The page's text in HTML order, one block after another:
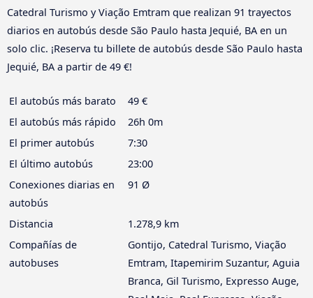
Catedral Turismo y Viação Emtram que realizan 91 trayectos
diarios en autobús desde São Paulo hasta Jequié, BA en un
solo clic. ¡Reserva tu billete de autobús desde São Paulo hasta
Jequié, BA a partir de 49 €!
El autobús más barato
49 €
El autobús más rápido
26h 0m
El primer autobús
7:30
El último autobús
23:00
Conexiones diarias en
autobús
91 Ø
Distancia
1.278,9 km
Compañías de
autobuses
Gontijo, Catedral Turismo, Viação
Emtram, Itapemirim Suzantur, Aguia
Branca, Gil Turismo, Expresso Auge,